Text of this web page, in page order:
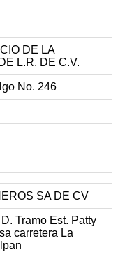
DE LA
L.R. DE C.V.
No. 246
SA DE CV
Tramo Est. Patty
carretera La